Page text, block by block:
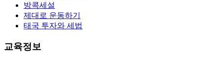
방콕세설
제대로 운동하기
태국 투자와 세법
교육정보